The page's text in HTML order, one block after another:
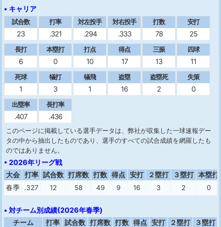
• キャリア
試合数
23
打率
.321
対左投手
.294
対右投手
.333
打数
78
安打
25
長打
6
本塁打
0
打点
10
得点
17
三振
13
四球
11
死球
1
犠打
3
犠飛
1
盗塁
16
盗塁死
2
失策
0
出塁率
.407
長打率
.436
このページに掲載している選手データは、弊社が収集した一球速報デー
タの中から抽出したものであり、選手のすべての試合成績を網羅したも
のではありません。
• 2026年リーグ戦
大会 打率 試合数 打席数 打数 得点 安打 ２塁打 ３塁打 本塁打
春季
.327 12 58 49 9 16 3 2 0
• 対チーム別成績(2026年春季)
チーム 打率 試合数 打席数 打数 得点 安打 ２塁打 ３塁打